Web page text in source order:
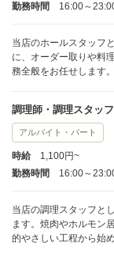
勤務時間
16:00～
当店のホールスタッフ
に、オーダー取りや料
務全般をお任せします
合いながら進めるため
務を分担することで、初め
方もご安心ください。
に指導いたします。分
のアルバイトでも安心
調理師・調理スタッフ
アルバイト・パート
時給
1,100円~
勤務時間
16:00～
当店の調理スタッフと
ます。焼肉やホルモン
的やさしい工程から始